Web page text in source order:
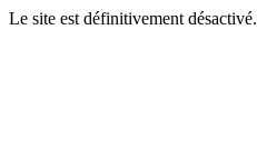
Le site est définitivement désactivé.